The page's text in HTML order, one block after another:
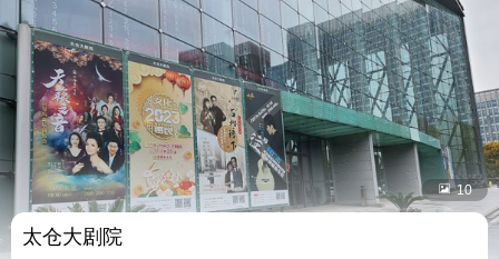
 10
太仓大剧院
